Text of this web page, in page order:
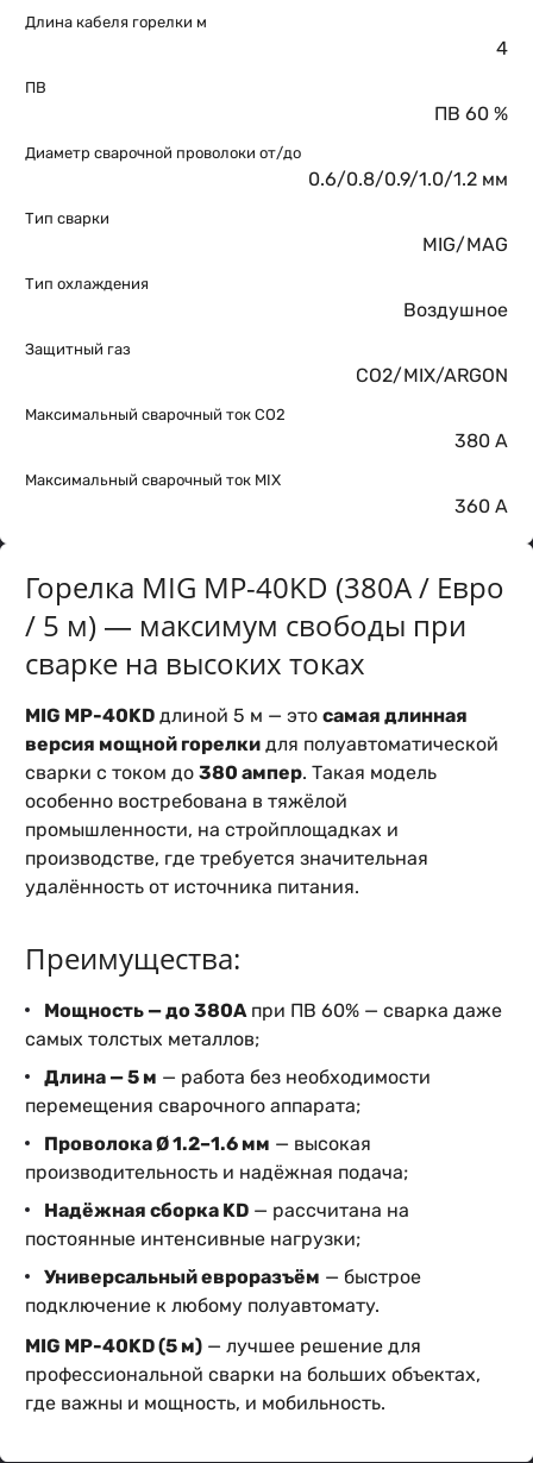
Длина кабеля горелки м
4
ПВ
ПВ 60 %
Диаметр сварочной проволоки от/до
0.6/0.8/0.9/1.0/1.2 мм
Тип сварки
MIG/MAG
Тип охлаждения
Воздушное
Защитный газ
CO2/MIX/ARGON
Максимальный сварочный ток CO2
380 А
Максимальный сварочный ток MIX
360 А
Горелка MIG MP-40KD (380А / Евро
/ 5 м) — максимум свободы при
сварке на высоких токах
MIG MP-40KD длиной 5 м — это самая длинная
версия мощной горелки для полуавтоматической
сварки с током до 380 ампер. Такая модель
особенно востребована в тяжёлой
промышленности, на стройплощадках и
производстве, где требуется значительная
удалённость от источника питания.
Преимущества:
Мощность — до 380Апри ПВ 60% — сварка даже
самых толстых металлов;
Длина — 5 м — работа без необходимости
перемещения сварочного аппарата;
Проволока Ø 1.2–1.6 мм — высокая
производительность и надёжная подача;
Надёжная сборка KD — рассчитана на
постоянные интенсивные нагрузки;
Универсальный евроразъём — быстрое
подключение к любому полуавтомату.
MIG MP-40KD (5 м) — лучшее решение для
профессиональной сварки на больших объектах,
где важны и мощность, и мобильность.